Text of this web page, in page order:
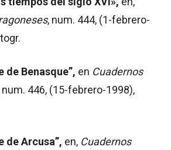
, num. 444, (1-febrero-
de Benasque”, en Cuadernos
num. 446, (15-febrero-1998),
de Arcusa”, en, Cuadernos